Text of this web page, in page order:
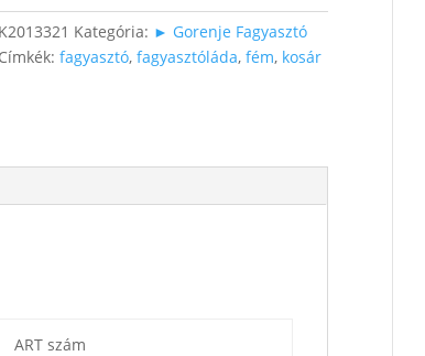
Kategória: ► Gorenje Fagyasztó
Címkék:fagyasztó,fagyasztóláda,fém, kosár
ART szám